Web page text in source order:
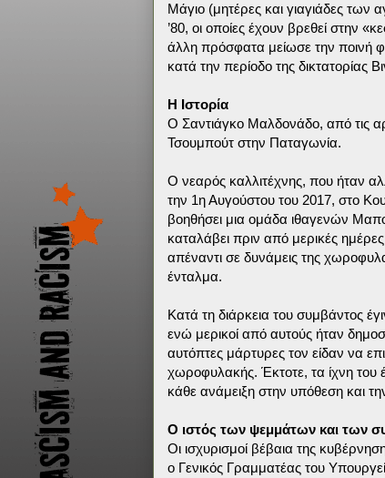
Μάγιο (μητέρες και γιαγιάδες των
’80, οι οποίες έχουν βρεθεί στην
άλλη πρόσφατα μείωσε την ποινή
κατά την περίοδο της δικτατορίας
Η Ιστορία
Ο Σαντιάγκο Μαλδονάδο, από τις
Τσουμπούτ στην Παταγωνία.
Ο νεαρός καλλιτέχνης, που ήταν
την 1η Αυγούστου του 2017, στο
βοηθήσει μια ομάδα ιθαγενών
καταλάβει πριν από μερικές
απέναντι σε δυνάμεις της
ένταλμα.
Κατά τη διάρκεια του συμβάντος
ενώ μερικοί από αυτούς ήταν
αυτόπτες μάρτυρες τον είδαν να
χωροφυλακής. Έκτοτε, τα ίχνη του
κάθε ανάμειξη στην υπόθεση και
Ο ιστός των ψεμμάτων και των
Οι ισχυρισμοί βέβαια της
ο Γενικός Γραμματέας του